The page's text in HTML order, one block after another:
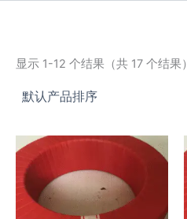
显示 1-12 个结果（共 17 个结果）